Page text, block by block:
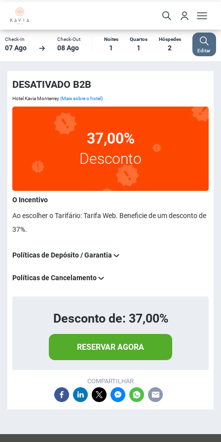
Check-In
07 Ago
Check-Out
08 Ago
Noites
1
Quartos
1
Hóspedes
2 Editar
DESATIVADO B2B
Hotel Kavia Monterrey(Mais sobre o hotel)
37,00%
Desconto
O Incentivo
Ao escolher o Tarifário: Tarifa Web. Beneficie de um desconto de
37%.
Políticas de Depósito / Garantia
Políticas de Cancelamento
Desconto de: 37,00%
RESERVAR AGORA
COMPARTILHAR